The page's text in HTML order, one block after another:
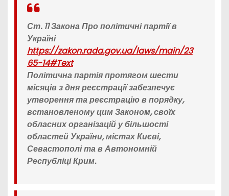
Ст. 11 ЗаконаПро політичні партії в
Україні
https://zakon.rada.gov.ua/laws/main/23
65-14#Text
Політична партія протягом шести
місяців з дня реєстрації забезпечує
утворення та реєстрацію в порядку,
встановленому цим Законом, своїх
обласних організацій у більшості
областейУкраїни, містах Києві,
Севастополі та в Автономній
Республіці Крим.